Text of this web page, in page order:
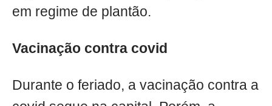
em regime de plantão.
Vacinação contra covid
Durante o feriado, a vacinação contra a